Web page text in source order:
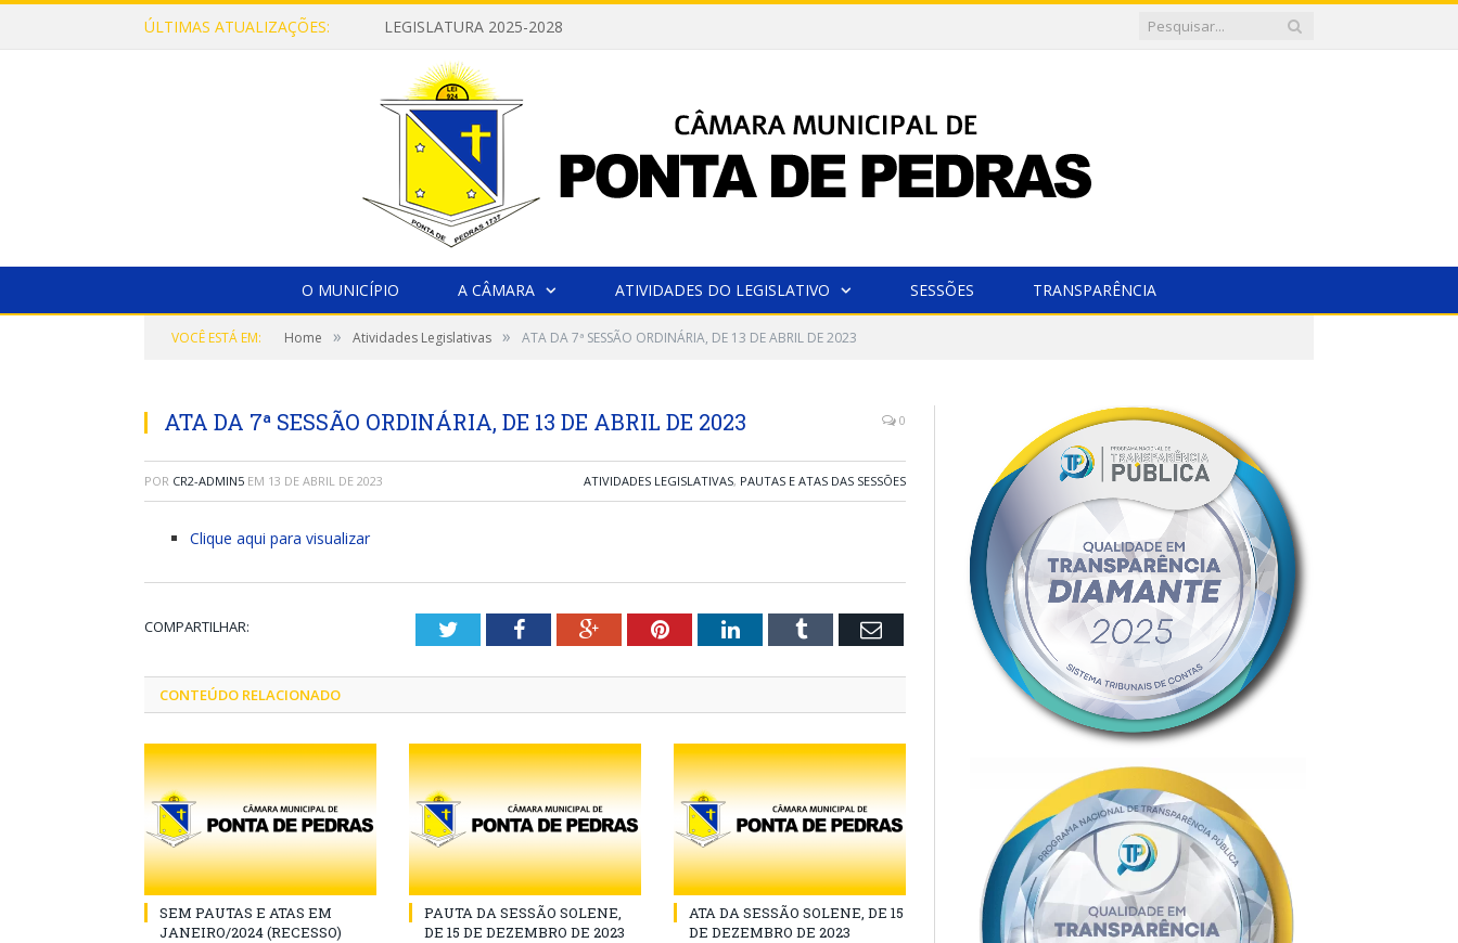
ÚLTIMAS ATUALIZAÇÕES: LEGISLATURA 2025-2028
O MUNICÍPIO A CÂMARA ATIVIDADES DO LEGISLATIVO SESSÕES TRANSPARÊNCIA
VOCÊ ESTÁ EM: Home » Atividades Legislativas » ATA DA 7ª SESSÃO ORDINÁRIA, DE 13 DE ABRIL DE 2023
ATA DA 7ª SESSÃO ORDINÁRIA, DE 13 DE ABRIL DE 2023 0
POR CR2-ADMIN5 EM 13 DE ABRIL DE 2023 ATIVIDADES LEGISLATIVAS, PAUTAS E ATAS DAS SESSÕES
Clique aqui para visualizar
COMPARTILHAR: TwitterFacebookGoogle+PinterestLinkedInTumblr Email
CONTEÚDO RELACIONADO
SEM PAUTAS E ATAS EM
JANEIRO/2024 (RECESSO)
PAUTA DA SESSÃO SOLENE,
DE 15 DE DEZEMBRO DE 2023
ATA DA SESSÃO SOLENE, DE 15
DE DEZEMBRO DE 2023